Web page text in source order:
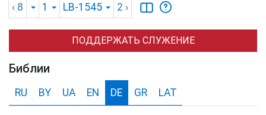
‹ 8 1 LB-1545 2 ›
ПОДДЕРЖАТЬ СЛУЖЕНИЕ
Библии
RU BY UA EN DE GR LAT